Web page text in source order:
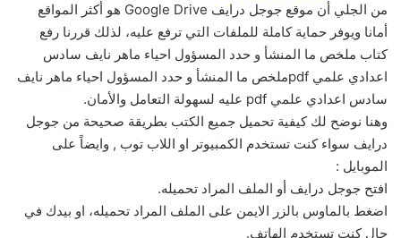
من الجلي أن موقع جوجل درايف Google Drive هو أكثر المواقع
أمانا ويوفر حماية كاملة للملفات التي ترفع عليه، لذلك قررنا رفع
كتاب ملخص ما المنشأ و حدد المسؤول احياء ماهر نايف سادس
اعدادي علمي pdfملخص ما المنشأ و حدد المسؤول احياء ماهر نايف
سادس اعدادي علمي pdf عليه لسهولة التعامل والأمان.
وهنا نوضح لك كيفية تحميل جميع الكتب بطريقة صحيحة من جوجل
درايف سواء كنت تستخدم الكمبيوتر او اللاب توب , وايضاً على
الموبايل :
افتح جوجل درايف أو الملف المراد تحميله.
اضغط بالماوس بالزر الايمن على الملف المراد تحميله، او بيدك في
حال كنت تستخدم الهاتف.